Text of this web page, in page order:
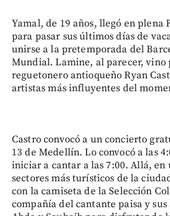
Yamal, de 19 años, llegó en plena
para pasar sus últimos días de
unirse a la pretemporada del
Mundial. Lamine, al parecer,
reguetonero antioqueño Ryan
artistas más influyentes del
Castro convocó a un concierto
13 de Medellín. Lo convocó a las
iniciar a cantar a las 7:00. Allá, en
sectores más turísticos de la
con la camiseta de la Selección
compañía del cantante paisa y